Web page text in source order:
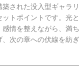
築された没入型ギャラ
ットポイントです。光
感情を整えながら、満
次の章への伏線を紡ぎ